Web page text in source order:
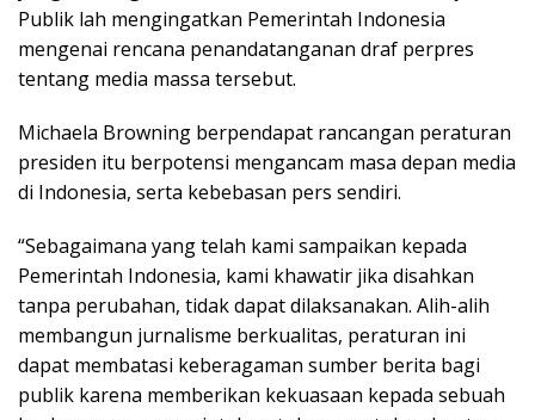
Publik lah mengingatkan Pemerintah Indonesia
mengenai rencana penandatanganan draf perpres
tentang media massa tersebut.
Michaela Browning berpendapat rancangan peraturan
presiden itu berpotensi mengancam masa depan media
di Indonesia, serta kebebasan pers sendiri.
“Sebagaimana yang telah kami sampaikan kepada
Pemerintah Indonesia, kami khawatir jika disahkan
tanpa perubahan, tidak dapat dilaksanakan. Alih-alih
membangun jurnalisme berkualitas, peraturan ini
dapat membatasi keberagaman sumber berita bagi
publik karena memberikan kekuasaan kepada sebuah